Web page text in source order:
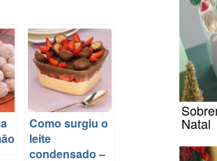
Como surgiu o
leite
condensado –
Natal